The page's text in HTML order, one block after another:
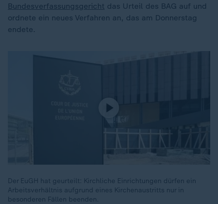
Bundesverfassungsgericht das Urteil des BAG auf und
ordnete ein neues Verfahren an, das am Donnerstag
endete.
Der EuGH hat geurteilt: Kirchliche Einrichtungen dürfen ein
Arbeitsverhältnis aufgrund eines Kirchenaustritts nur in
besonderen Fällen beenden.